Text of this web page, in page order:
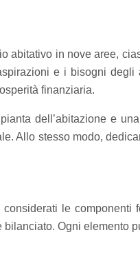
abitativo in nove aree,
e i bisogni
finanziaria.
dell’abitazione e
Allo stesso modo,
le componenti
Ogni elemento